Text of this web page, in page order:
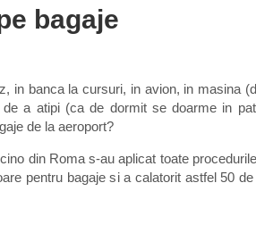
bagaje
in banca la cursuri, in avion, in masina
a atipi (ca de dormit se doarme in
de la aeroport?
din Roma s-au aplicat toate
pentru bagaje si a calatorit astfel 50